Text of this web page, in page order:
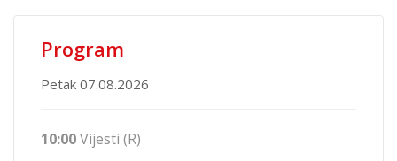
Program
Petak 07.08.2026
10:00Vijesti (R)